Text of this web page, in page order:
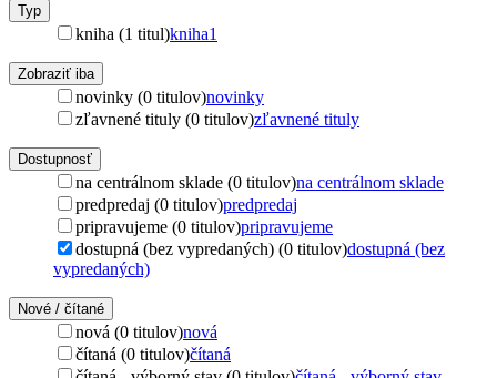
Typ
kniha (1 titul)kniha1
Zobraziť iba
novinky (0 titulov)novinky
zľavnené tituly (0 titulov)zľavnené tituly
Dostupnosť
na centrálnom sklade (0 titulov)na centrálnom sklade
predpredaj (0 titulov)predpredaj
pripravujeme (0 titulov)pripravujeme
dostupná (bez vypredaných) (0 titulov)dostupná (bez
vypredaných)
Nové / čítané
nová (0 titulov)nová
čítaná (0 titulov)čítaná